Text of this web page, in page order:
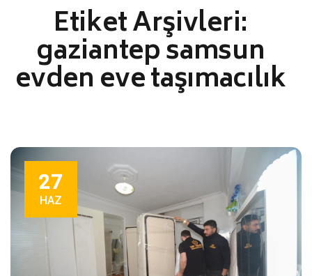
Etiket Arşivleri:
gaziantep samsun
evden eve taşımacılık
27
HAZ